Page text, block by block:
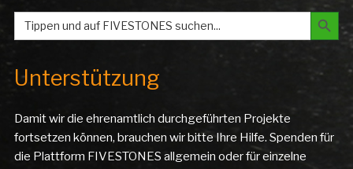
Search
for:
Search
Unterstützung
Damit wir die ehrenamtlich durchgeführten Projekte
fortsetzen können, brauchen wir bitte Ihre Hilfe. Spenden für
die Plattform FIVESTONES allgemein oder für einzelne